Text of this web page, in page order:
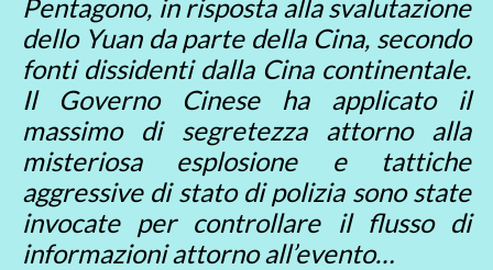
Pentagono, in risposta alla svalutazione
dello Yuan da parte della Cina, secondo
fonti dissidenti dalla Cina continentale.
Il Governo Cinese ha applicato il
massimo di segretezza attorno alla
misteriosa esplosione e tattiche
aggressive di stato di polizia sono state
invocate per controllare il flusso di
informazioni attorno all’evento…